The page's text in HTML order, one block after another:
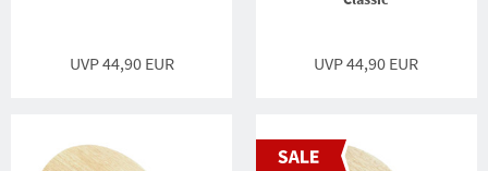
UVP 44,90 EUR UVP 44,90 EUR